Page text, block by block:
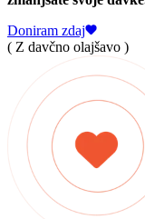
Doniram zdaj
( Z davčno olajšavo )